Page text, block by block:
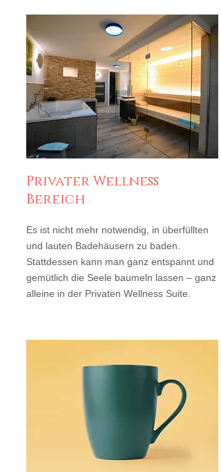
Privater Wellness
Bereich
Es ist nicht mehr notwendig, in überfüllten
und lauten Badehäusern zu baden.
Stattdessen kann man ganz entspannt und
gemütlich die Seele baumeln lassen – ganz
alleine in der Privaten Wellness Suite.